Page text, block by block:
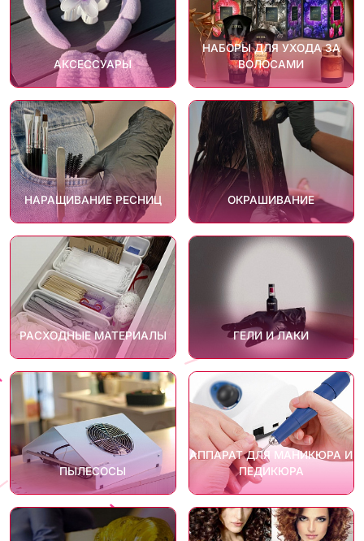
АКСЕССУАРЫ
НАБОРЫ ДЛЯ УХОДА ЗА
ВОЛОСАМИ
НАРАЩИВАНИЕ РЕСНИЦ ОКРАШИВАНИЕ
РАСХОДНЫЕ МАТЕРИАЛЫ ГЕЛИ И ЛАКИ
ПЫЛЕСОСЫ
АППАРАТ ДЛЯ МАНИКЮРА И
ПЕДИКЮРА